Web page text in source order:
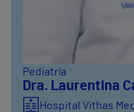
Pediatría
Dra. Laurentina
Hospital Vithas